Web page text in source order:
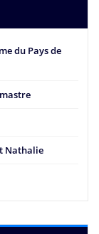
du Pays de
Nathalie